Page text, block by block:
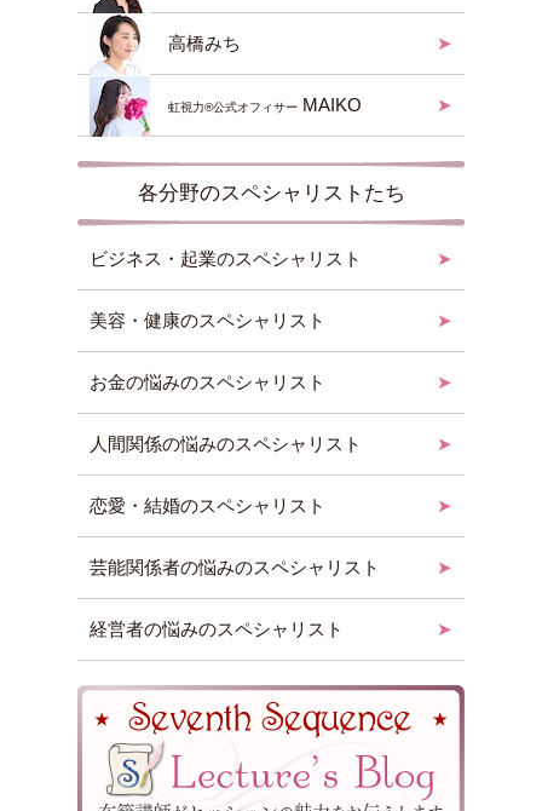
高橋みち
虹視力®︎公式オフィサー MAIKO
各分野のスペシャリストたち
ビジネス・起業のスペシャリスト
美容・健康のスペシャリスト
お金の悩みのスペシャリスト
人間関係の悩みのスペシャリスト
恋愛・結婚のスペシャリスト
芸能関係者の悩みのスペシャリスト
経営者の悩みのスペシャリスト